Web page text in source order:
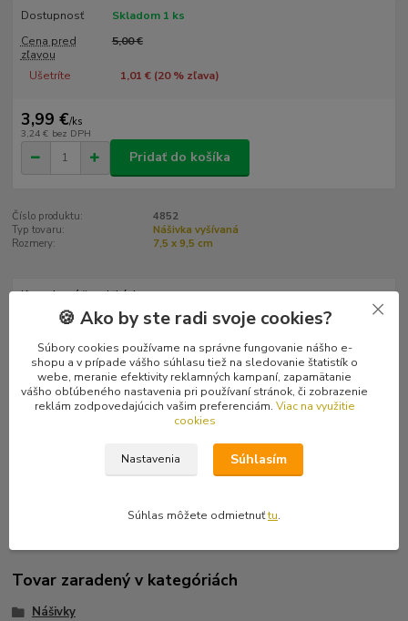
Dostupnosť
Skladom 1 ks
Cena pred
zľavou
5,00 €
Ušetríte 1,01 € (20% zľava)
3,99 €/ks
3,24 € bez DPH
Pridať do košíka
Číslo produktu:
4852
Typ tovaru:
Nášivka vyšívaná
Rozmery:
7,5 x 9,5 cm
Kompletné špecifikácie
Hodnotenie
Komentáre 0
Biele logo s červeným čertom na čiernom podklade. Veľkosť 7,5 x
Tovar zaradený v kategóriách
Nášivky
🍪 Ako by ste radi svoje cookies?
Súbory cookies používame na správne fungovanie nášho e-
shopu a v prípade vášho súhlasu tiež na sledovanie štatistík o
webe, meranie efektivity reklamných kampaní, zapamätanie
vášho obľúbeného nastavenia pri používaní stránok, či zobrazenie
reklám zodpovedajúcich vašim preferenciám. Viac na využitie
cookies
Nastavenia Súhlasím
Súhlas môžete odmietnuťtu.